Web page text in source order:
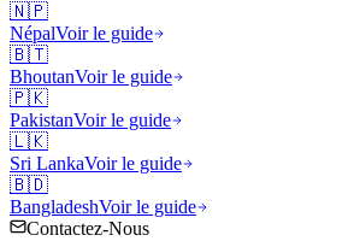
🇳🇵
NépalVoir le guide
🇧🇹
BhoutanVoir le guide
🇵🇰
PakistanVoir le guide
🇱🇰
Sri LankaVoir le guide
🇧🇩
BangladeshVoir le guide
Contactez-Nous